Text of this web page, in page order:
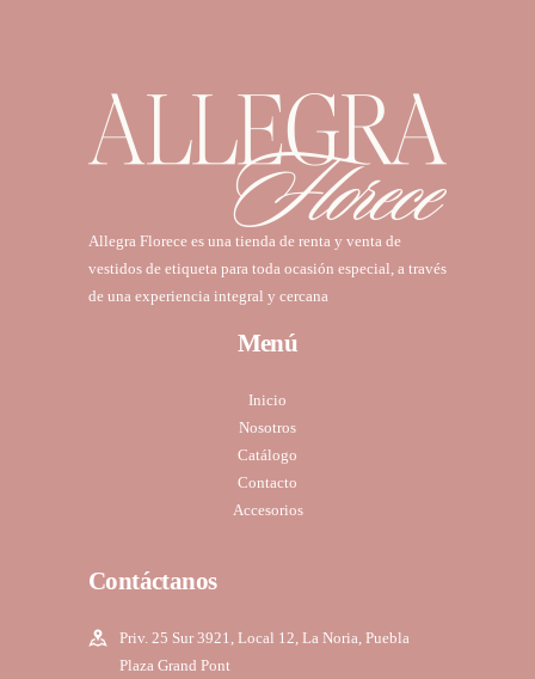
Allegra Florece es una tienda de renta y venta de
vestidos de etiqueta para toda ocasión especial, a través
de una experiencia integral y cercana
Menú
Inicio
Nosotros
Catálogo
Contacto
Accesorios
Contáctanos
Priv. 25 Sur 3921, Local 12, La Noria, Puebla
Plaza Grand Pont